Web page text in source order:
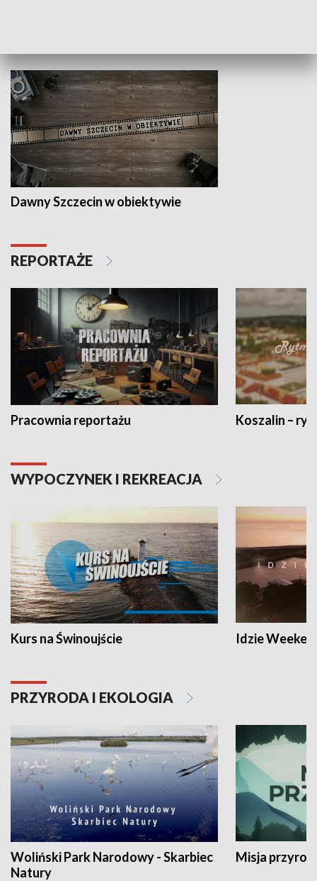
Dawny Szczecin w obiektywie
REPORTAŻE
Pracownia reportażu Koszalin –
WYPOCZYNEK I REKREACJA
Kurs na Świnoujście Idzie
PRZYRODA I EKOLOGIA
Woliński Park Narodowy - Skarbiec
Natury
Misja